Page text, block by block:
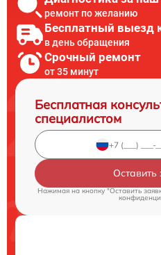
ремонт по желанию
Бесплатный выезд
в день обращения
Срочный ремонт
от 35 минут
Бесплатная
специалистом
Оставить
Нажимая на кнопку "Оставить